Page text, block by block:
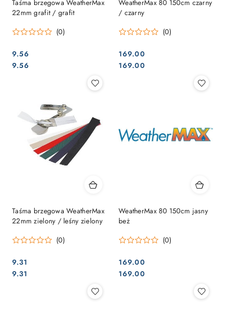
Taśma brzegowa WeatherMax
22mm grafit / grafit
(0)
Cena:
9.56
Cena:
9.56
WeatherMax 80 150cm czarny
/ czarny
(0)
Cena:
169.00
Cena:
169.00
Taśma brzegowa WeatherMax
22mm zielony / leśny zielony
(0)
Cena:
9.31
Cena:
9.31
WeatherMax 80 150cm jasny
beż
(0)
Cena:
169.00
Cena:
169.00